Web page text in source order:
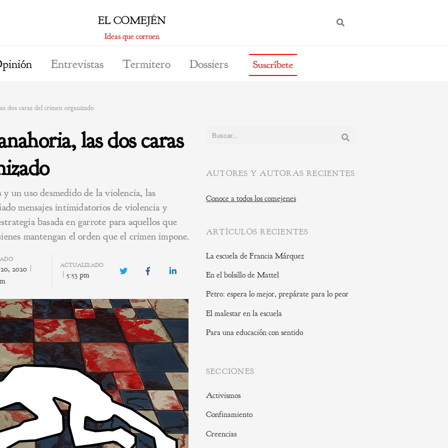
EL COMEJÉN
Ideas que corroen
BUSCAR
Entrevistas Termitero Dossiers Suscríbete
dos caras del crimen organizado
las dos caras
y un uso desmedido de la violencia, las
mensajes intimidatorios de violencia y
basada en garrote para aquellos que
mantengan el orden que el crimen impone.
2020
ACTUALIZADO
5:53 pm TwitterFacebookLinkedIn
Buscar:
AUTORES Y AUTORAS RECIENTES
Conoce a todos los comejenes
ARTÍCULOS RECIENTES
La escuela de Francia Márquez
En el bolsillo de Mattel
Petro: espera lo mejor, prepárate para lo peor
El malestar en la escuela
Para una educación con sentido
SECCIONES
Activismos
Confinamiento
Creencias